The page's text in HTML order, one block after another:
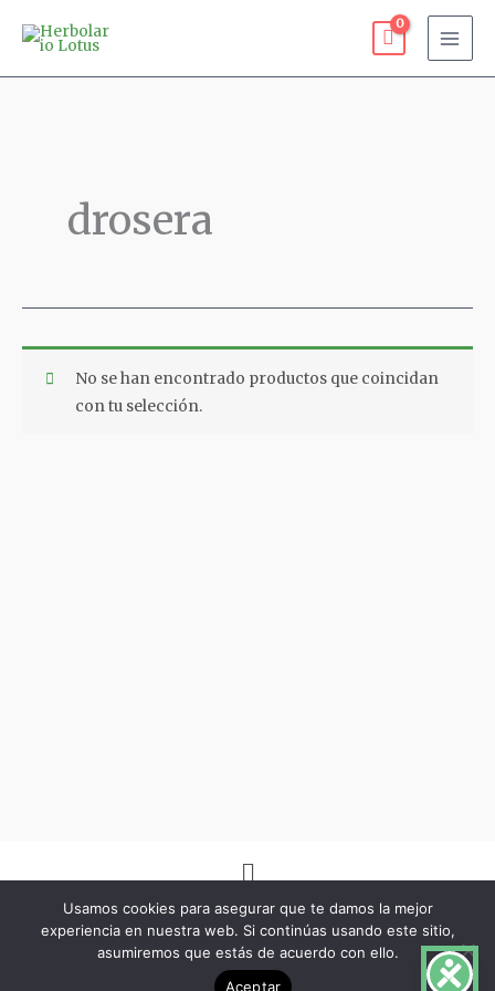
drosera
No se han encontrado productos que coincidan
con tu selección.
Menú
Copyright © 2026 -Herbo Lotus- | Diseñado por BSG Spain
Usamos cookies para asegurar que te damos la mejor
experiencia en nuestra web. Si continúas usando este sitio,
asumiremos que estás de acuerdo con ello.
Aceptar